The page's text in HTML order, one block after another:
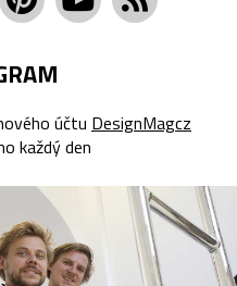
účtu DesignMagcz
každý den